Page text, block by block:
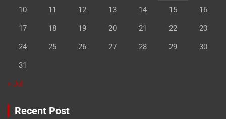
10 11 12 13 14 15 16
17 18 19 20 21 22 23
24 25 26 27 28 29 30
31
« Jul
Recent Post